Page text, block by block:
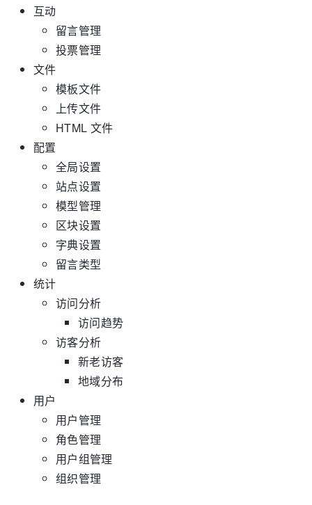
互动
留言管理
投票管理
文件
模板文件
上传文件
HTML 文件
配置
全局设置
站点设置
模型管理
区块设置
字典设置
留言类型
统计
访问分析
访问趋势
访客分析
新老访客
地域分布
用户
用户管理
角色管理
用户组管理
组织管理